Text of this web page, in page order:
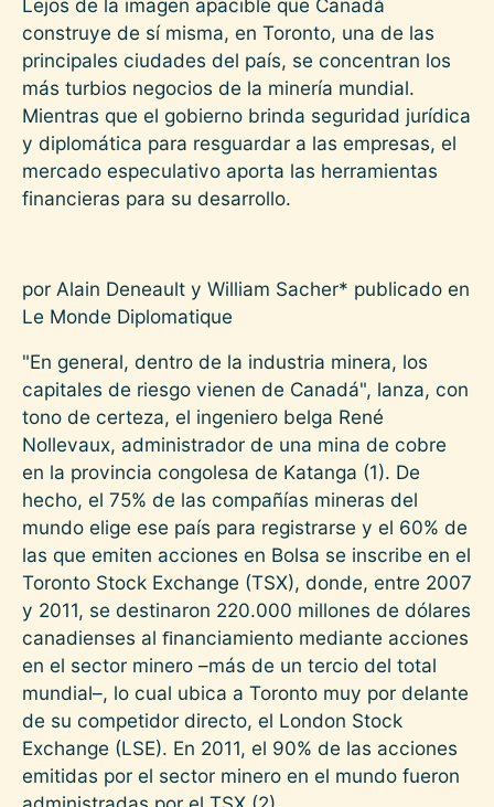
Lejos de la imagen apacible que Canadá
construye de sí misma, en Toronto, una de las
principales ciudades del país, se concentran los
más turbios negocios de la minería mundial.
Mientras que el gobierno brinda seguridad jurídica
y diplomática para resguardar a las empresas, el
mercado especulativo aporta las herramientas
financieras para su desarrollo.
por Alain Deneault y William Sacher* publicado en
Le Monde Diplomatique
"En general, dentro de la industria minera, los
capitales de riesgo vienen de Canadá", lanza, con
tono de certeza, el ingeniero belga René
Nollevaux, administrador de una mina de cobre
en la provincia congolesa de Katanga (1). De
hecho, el 75% de las compañías mineras del
mundo elige ese país para registrarse y el 60% de
las que emiten acciones en Bolsa se inscribe en el
Toronto Stock Exchange (TSX), donde, entre 2007
y 2011, se destinaron 220.000 millones de dólares
canadienses al ﬁnanciamiento mediante acciones
en el sector minero –más de un tercio del total
mundial–, lo cual ubica a Toronto muy por delante
de su competidor directo, el London Stock
Exchange (LSE). En 2011, el 90% de las acciones
emitidas por el sector minero en el mundo fueron